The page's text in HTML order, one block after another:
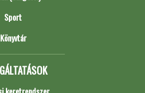
Sport
Könyvtár